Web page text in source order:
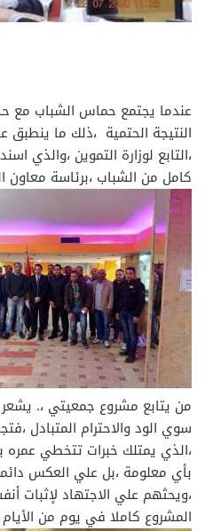
عندما يجتمع حماس الشباب مع
النتيجة الحتمية ،ذلك ما
،التابع لوزارة التموين ،والذي
كامل من الشباب ،برئاسة معاون
من يتابع مشروع جمعيتي ،.
سوي الود والاحترام المتبادل
،الذي يمتلك خبرات تتخطي عمره
بأي معلومة ،بل علي العكس
،ويحثهم علي الاجتهاد لإثبات
المشروع كاملا في يوم من